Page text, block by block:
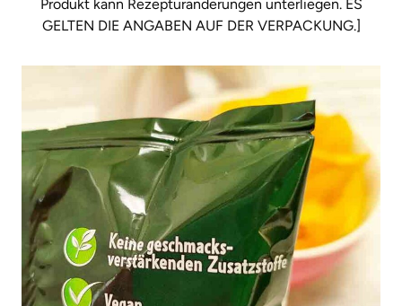
Produkt kann Rezepturänderungen unterliegen. ES
GELTEN DIE ANGABEN AUF DER VERPACKUNG.]